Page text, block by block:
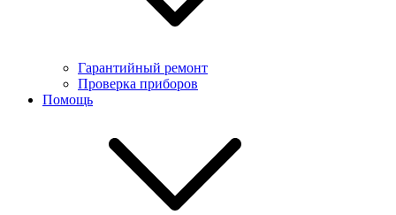
Гарантийный ремонт
Проверка приборов
Помощь